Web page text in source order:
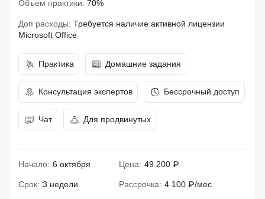
Объем практики: 70%
Доп расходы: Требуется наличие активной лицензии
Microsoft Office
Практика Домашние задания
Консультация экспертов Бессрочный доступ
Чат Для продвинутых
Начало: 6 октября Цена: 49 200 ₽
Срок: 3 недели Рассрочка: 4 100 ₽/мес